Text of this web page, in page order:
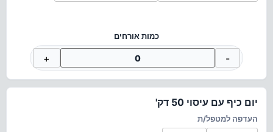
כמות אורחים
-
+
יום כיף עם עיסוי 50 דק'
העדפה למטפל/ת